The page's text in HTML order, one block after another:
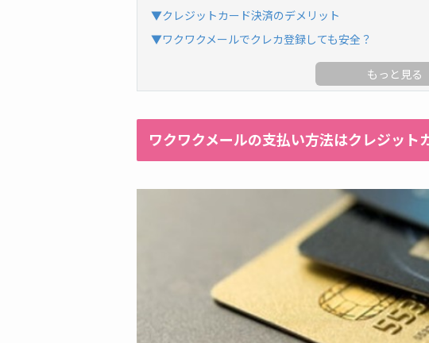
▼クレジットカード決済のデメリット
▼ワクワクメールでクレカ登録しても安全？
ワクワクメールの支払い方法はクレジット